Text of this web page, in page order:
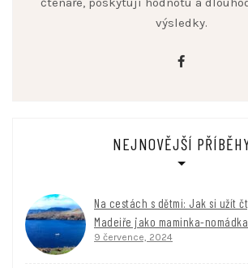
výsledky.
NEJNOVĚJŠÍ
Na cestách s dětmi: Jak si užít
Madeiře jako maminka-
9 července, 2024